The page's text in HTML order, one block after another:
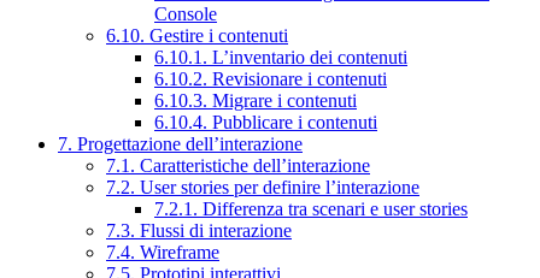
Console
6.10. Gestire i contenuti
6.10.1. L’inventario dei contenuti
6.10.2. Revisionare i contenuti
6.10.3. Migrare i contenuti
6.10.4. Pubblicare i contenuti
7. Progettazione dell’interazione
7.1. Caratteristiche dell’interazione
7.2. User stories per definire l’interazione
7.2.1. Differenza tra scenari e user stories
7.3. Flussi di interazione
7.4. Wireframe
7.5. Prototipi interattivi